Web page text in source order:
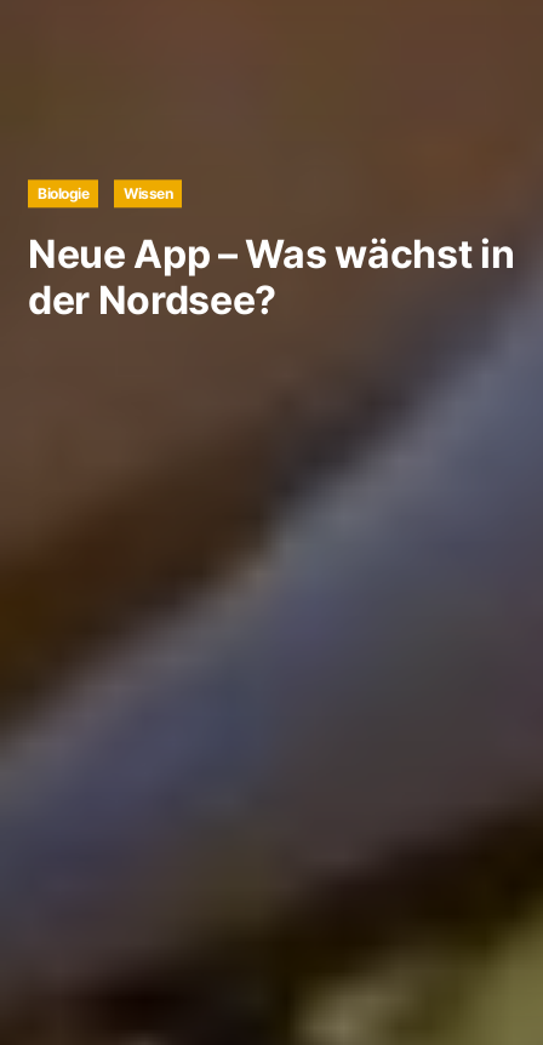
Biologie Wissen
Neue App – Was wächst in
der Nordsee?